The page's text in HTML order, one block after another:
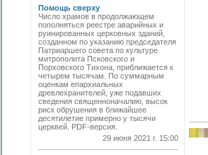
Помощь сверху
Число храмов в продолжающем
пополняться реестре аварийных и
руинированных церковных зданий,
созданном по указанию председателя
Патриаршего совета по культуре
митропо­лита Псковского и
Порховского Тихона, приближается к
четырем тысячам. По суммарным
оценкам епархиальных
древлехранителей, уже подавших
сведения священноначалию, высок
риск обрушения в ближайшее
десятилетие примерно у тысячи
церквей. PDF-версия.
29 июня 2021 г. 15:00